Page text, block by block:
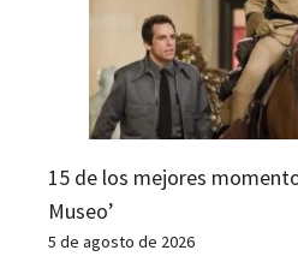
15 de los mejores
Museo’
5 de agosto de 2026